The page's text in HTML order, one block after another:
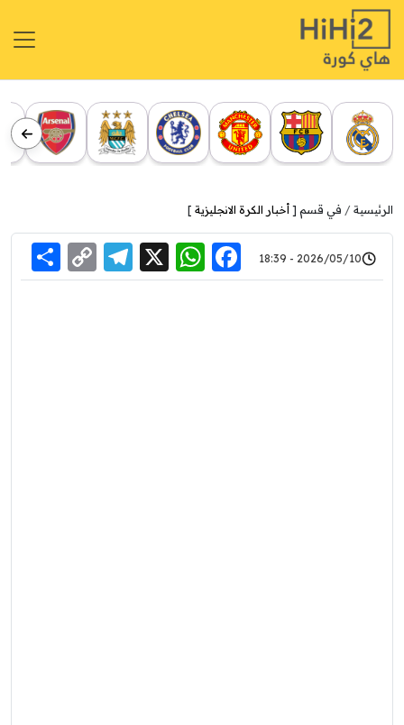
الرئيسية في قسم [ أخبار الكرة الانجليزية ]
2026/05/10 - 18:39
Facebook
WhatsApp
X
Link